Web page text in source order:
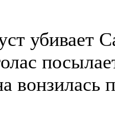
убивает